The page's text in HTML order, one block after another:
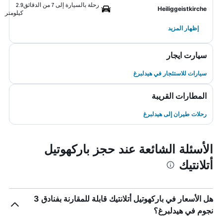
Heiliggeistkirche
رحلة بالسيارة إلى 7 من الدقائق
2.9
كيلومتر
إظهار المزيد
سيارت ايجار
سيارات للاستئجار في هيدلبرغ
المطارات القريبة
رحلات طيران إلى هيدلبرغ
الأسئلة الشائعة عند حجز باركهوتيل
أتلانتيك
هل الأسعار في باركهوتيل أتلانتيك قابلة للمقارنة بفنادق 3
نجوم في هيدلبرغ؟